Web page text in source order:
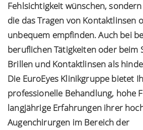
Fehlsichtigkeit wünschen,
die das Tragen von Kontaktlinsen
unbequem empfinden. Auch bei
beruflichen Tätigkeiten oder beim
Brillen und Kontaktlinsen als
Die EuroEyes Klinikgruppe bietet
professionelle Behandlung, hohe
langjährige Erfahrungen ihrer
Augenchirurgen im Bereich der